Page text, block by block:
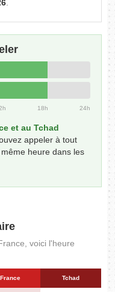
.
18h 24h
et au Tchad
appeler à tout
heure dans les
voici l'heure
France Tchad